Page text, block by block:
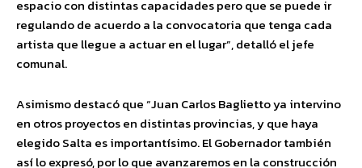
espacio con distintas capacidades pero que se puede ir
regulando de acuerdo a la convocatoria que tenga cada
artista que llegue a actuar en el lugar”, detalló el jefe
comunal.
Asimismo destacó que “Juan Carlos Baglietto ya intervino
en otros proyectos en distintas provincias, y que haya
elegido Salta es importantísimo. El Gobernador también
así lo expresó, por lo que avanzaremos en la construcción